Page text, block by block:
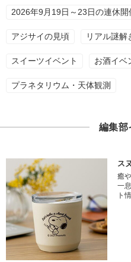
2026年9月19日～23日の連休開
アジサイの見頃 リアル謎解
スイーツイベント お酒イベ
プラネタリウム・天体観測
編集部
ス
癒
一
ト